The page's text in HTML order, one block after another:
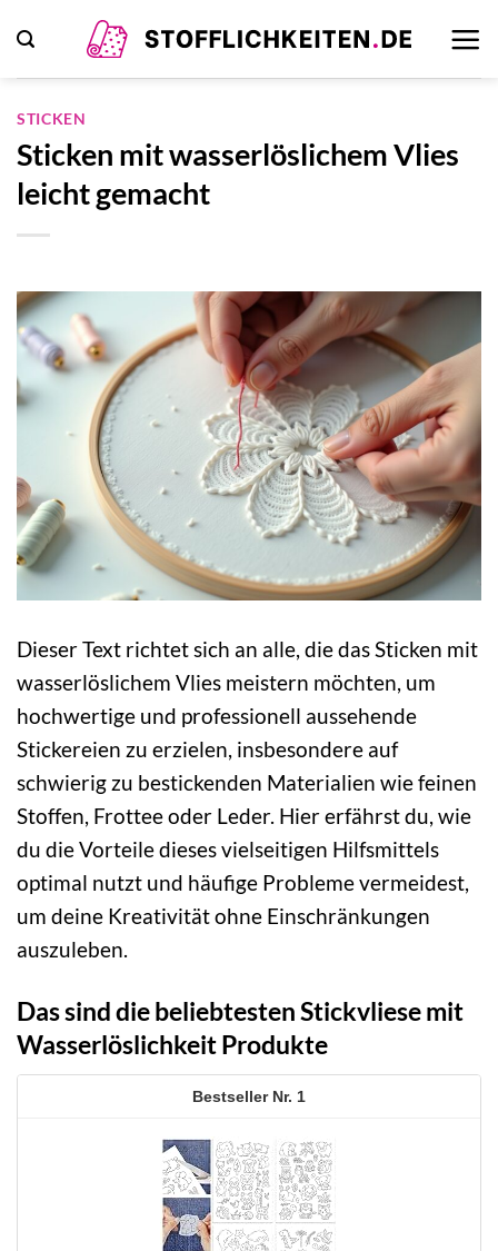
Inhalt
springen
STICKEN
Sticken mit wasserlöslichem Vlies
leicht gemacht
Dieser Text richtet sich an alle, die das Sticken mit
wasserlöslichem Vlies meistern möchten, um
hochwertige und professionell aussehende
Stickereien zu erzielen, insbesondere auf
schwierig zu bestickenden Materialien wie feinen
Stoffen, Frottee oder Leder. Hier erfährst du, wie
du die Vorteile dieses vielseitigen Hilfsmittels
optimal nutzt und häufige Probleme vermeidest,
um deine Kreativität ohne Einschränkungen
auszuleben.
Das sind die beliebtesten Stickvliese mit
Wasserlöslichkeit Produkte
1